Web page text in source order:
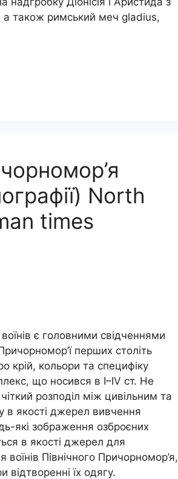
а також римський меч gladius,
North
times
є головними свідченнями
перших століть
крій, кольори та специфіку
що носився в І–IV ст. Не
розподіл між цивільним та
в якості джерел вивчення
які зображення озброєних
в якості джерел для
воїнів Північного Причорномор’я,
відтворенні їх одягу.